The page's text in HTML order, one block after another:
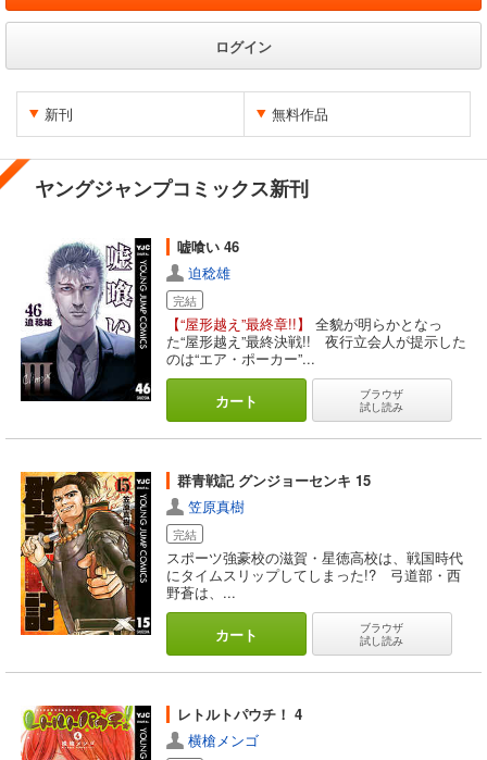
ログイン
新刊 無料作品
ヤングジャンプコミックス新刊
嘘喰い 46
迫稔雄
完結
【“屋形越え”最終章!!】
全貌が明らかとなっ
た“屋形越え”最終決戦!! 夜行立会人が提示した
のは“エア・ポーカー”...
カート
ブラウザ
試し読み
群青戦記 グンジョーセンキ 15
笠原真樹
完結
スポーツ強豪校の滋賀・星徳高校は、戦国時代
にタイムスリップしてしまった!? 弓道部・西
野蒼は、...
カート
ブラウザ
試し読み
レトルトパウチ！ 4
横槍メンゴ